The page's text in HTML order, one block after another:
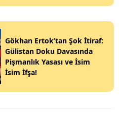
Gökhan Ertok’tan Şok İtiraf:
Gülistan Doku Davasında
Pişmanlık Yasası ve İsim
İsim İfşa!